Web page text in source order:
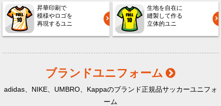
昇華印刷で
模様やロゴを
再現するユニ
生地を自在に
縫製して作る
立体的ユニ
ブランドユニフォーム
adidas、NIKE、UMBRO、Kappaのブランド正規品サッカーユニフォ
ーム